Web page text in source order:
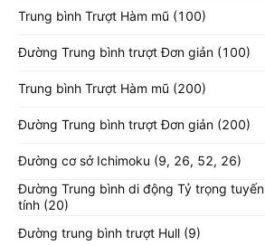
Trung bình Trượt Hàm mũ (100)
Đường Trung bình trượt Đơn giản (100)
Trung bình Trượt Hàm mũ (200)
Đường Trung bình trượt Đơn giản (200)
Đường cơ sở Ichimoku (9, 26, 52, 26)
Đường Trung bình di động Tỷ trọng tuyến
tính (20)
Đường trung bình trượt Hull (9)